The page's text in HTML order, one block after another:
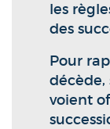
les
des
Pour
décède,
voient